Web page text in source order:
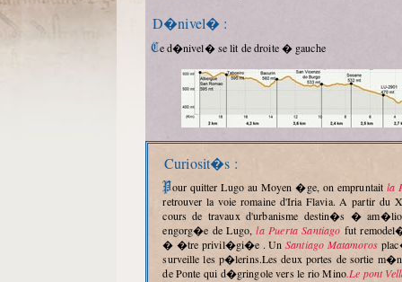
D�nivel� :
Ce d�nivel� se lit de droite � gauche
Curiosit�s :
Pour quitter Lugo au Moyen �ge, on empruntaitla
retrouver la voie romaine d'Iria Flavia. A partir du
cours de travaux d'urbanisme destin�s �
engorg�e de Lugo, la Puerta Santiago fut
� �tre privil�gi�e . UnSantiago Matamoros
surveille les p�lerins.Les deux portes de sortie
de Ponte qui d�gringole vers le rio Mino.Le pont